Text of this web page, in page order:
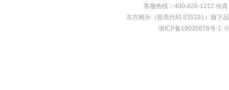
客服热线：400-826-1212 传
东方网升（股票代码 835191）旗下
浙ICP备19035676号-1